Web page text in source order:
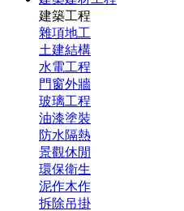
建築工程
雜項地工
土建結構
水電工程
門窗外牆
玻璃工程
油漆塗裝
防水隔熱
景觀休閒
環保衛生
泥作木作
拆除吊掛